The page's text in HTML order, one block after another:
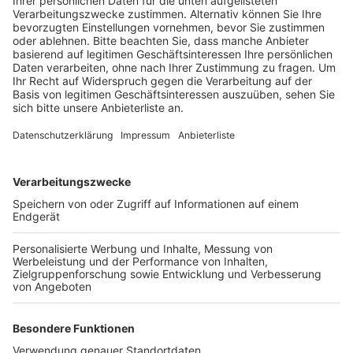
Veröffentlicht:Mittwoch, 07.02.2024 14:44
Anzeige
Bis zu den Sommerferien nehmen 20 Jugendliche an
der AG teil, vor allem aus den fünften und siebten
Rundgang durch die Wache und die Besichtigung der
Fahrzeuge. Aber auch ein Erste-Hilfe-Crash-Kurs steht
auf dem Stundenplan und eine Anleitung, wie man
eigentlich einen Feuerlöscher nutzt. Die Feuerwehr AG
in Frechen ist nicht die einzige im Kreis. Schon seit
über zwei Jahren läuft ein ähnliches Angebot am
Europagymnasium in Kerpen.